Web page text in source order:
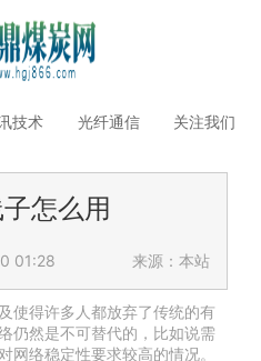
技术 光纤通信 关注我们
怎么用
01:28 来源：本站
使得许多人都放弃了传统的有
仍然是不可替代的，比如说需
网络稳定性要求较高的情况。